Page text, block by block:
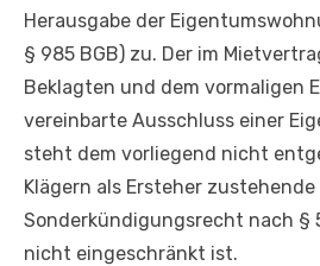
Herausgabe der
§ 985 BGB) zu. Der im
Beklagten und dem vormaligen
vereinbarte Ausschluss einer
steht dem vorliegend nicht
Klägern als Ersteher zustehende
Sonderkündigungsrecht nach §
nicht eingeschränkt ist.